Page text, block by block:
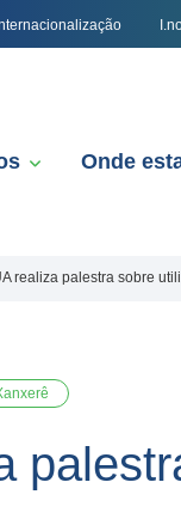
Onde
realiza palestra sobre